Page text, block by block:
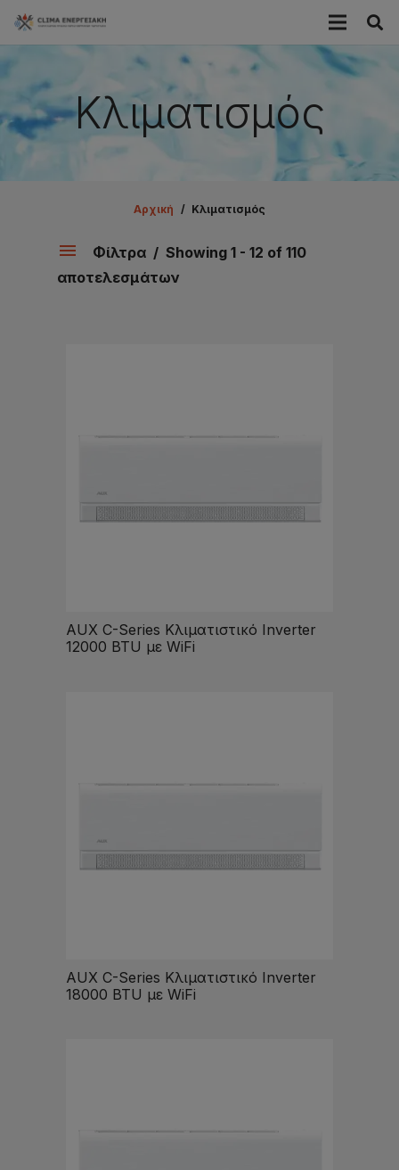
Κλιματισμός
Αρχική / Κλιματισμός
Φίλτρα
Showing 1 - 12 of 110
αποτελεσμάτων
AUX C-Series Κλιματιστικό Inverter
12000 BTU με WiFi
AUX C-Series Κλιματιστικό Inverter
18000 BTU με WiFi